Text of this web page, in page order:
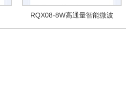
RQX08-8W高通量智能微波
消解仪